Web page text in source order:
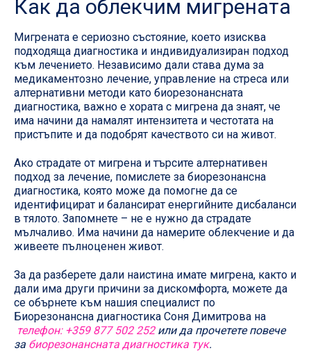
Как да облекчим мигрената
Мигрената е сериозно състояние, което изисква
подходяща диагностика и индивидуализиран подход
към лечението. Независимо дали става дума за
медикаментозно лечение, управление на стреса или
алтернативни методи като биорезонансната
диагностика, важно е хората с мигрена да знаят, че
има начини да намалят интензитета и честотата на
пристъпите и да подобрят качеството си на живот.
Ако страдате от мигрена и търсите алтернативен
подход за лечение, помислете за биорезонансна
диагностика, която може да помогне да се
идентифицират и балансират енергийните дисбаланси
в тялото. Запомнете – не е нужно да страдате
мълчаливо. Има начини да намерите облекчение и да
живеете пълноценен живот.
За да разберете дали наистина имате мигрена, както и
дали има други причини за дискомфорта, можете да
се обърнете към нашия специалист по
Биорезонансна диагностика Соня Димитрова на
телефон: +359 877 502 252или да прочетете повече
за биорезонансната диагностика тук.